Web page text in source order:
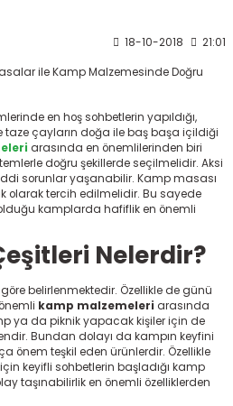
18-10-2018 21:01
en hoş sohbetlerin yapıldığı,
taze çayların doğa ile baş başa içildiği
arasında en önemlilerinden biri
doğru şekillerde seçilmelidir. Aksi
sorunlar yaşanabilir. Kamp masası
olarak tercih edilmelidir. Bu sayede
kamplarda hafiflik en önemli
Nelerdir?
belirlenmektedir. Özellikle de günü
kamp malzemeleri arasında
ya da piknik yapacak kişiler için de
Bundan dolayı da kampın keyfini
önem teşkil eden ürünlerdir. Özellikle
keyifli sohbetlerin başladığı kamp
taşınabilirlik en önemli özelliklerden